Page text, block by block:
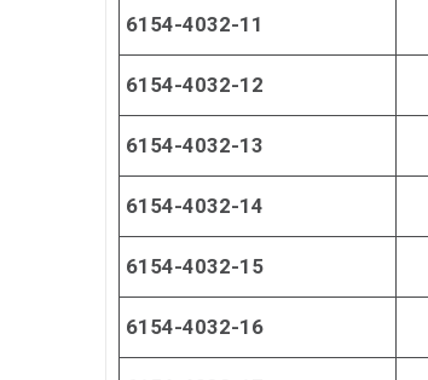
6154-4032-11
6154-4032-12
6154-4032-13
6154-4032-14
6154-4032-15
6154-4032-16